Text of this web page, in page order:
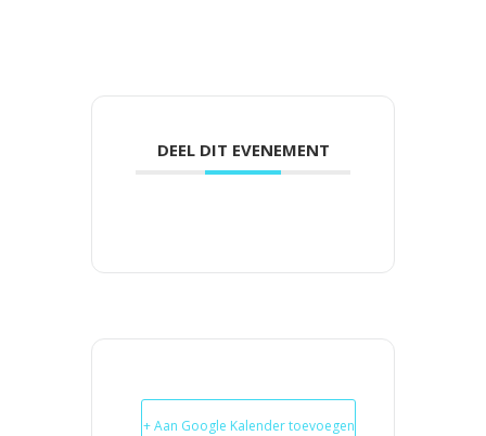
DEEL DIT EVENEMENT
+ Aan Google Kalender toevoegen